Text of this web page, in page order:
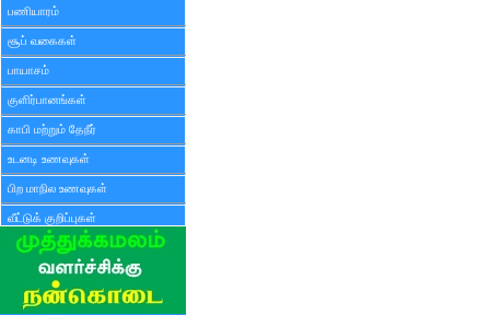
பணியாரம்
சூப் வகைகள்
பாயாசம்
குளிர்பானங்கள்
காபி மற்றும் தேநீர்
உடனடி உணவுகள்
பிற மாநில உணவுகள்
வீட்டுக் குறிப்புகள்